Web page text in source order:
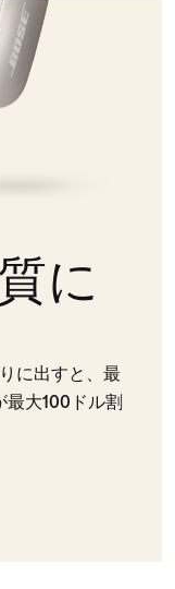
に
に出すと、最
大100ドル割